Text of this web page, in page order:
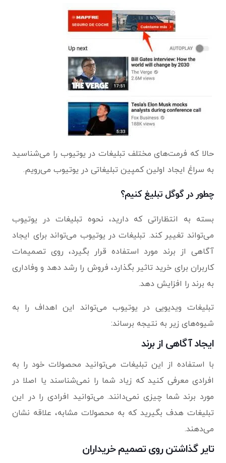
حالا که فرمت‌های مختلف تبلیغات در یوتیوب را می‌شناسید
به سراغ ایجاد اولین کمپین‌ تبلیغاتی در یوتیوب می‌رویم.
چطور در گوگل تبلیغ کنیم؟
بسته به انتظاراتی که دارید، نحوه تبلیغات در یوتیوب
می‌تواند تغییر کند. تبلیغات در یوتیوب می‌تواند برای ایجاد
آگاهی از برند مورد استفاده قرار بگیرد، روی تصمیمات
کاربران برای خرید تاثیر بگذارد، فروش را رشد دهد و وفاداری
به برند را افزایش دهد.
تبلیغات ویدیویی در یوتیوب می‌تواند این اهداف را به
شیوه‌های زیر به نتیجه برساند:
ایجاد آگاهی از برند
با استفاده از این تبلیغات می‌توانید محصولات خود را به
افرادی معرفی کنید که زیاد شما را نمی‌شناسند یا اصلا در
مورد برند شما چیزی نمی‌دانند. می‌توانید افرادی را در این
تبلیغات هدف بگیرید که به محصولات مشابه، علاقه نشان
می‌دهند.
تایر گذاشتن روی تصمیم خریداران